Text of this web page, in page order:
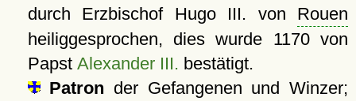
durch Erzbischof Hugo III. von Rouen
heiliggesprochen, dies wurde 1170 von
Papst Alexander III. bestätigt.
Patron der Gefangenen und Winzer;